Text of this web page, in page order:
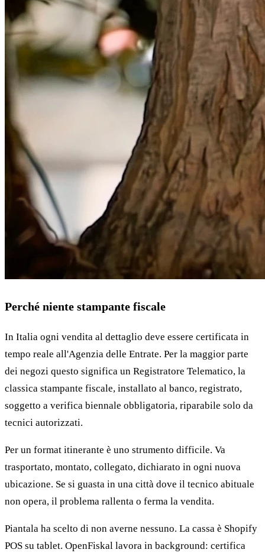
Perché niente stampante fiscale
In Italia ogni vendita al dettaglio deve essere certificata in
tempo reale all'Agenzia delle Entrate. Per la maggior parte
dei negozi questo significa un Registratore Telematico, la
classica stampante fiscale, installato al banco, registrato,
soggetto a verifica biennale obbligatoria, riparabile solo da
tecnici autorizzati.
Per un format itinerante è uno strumento difficile. Va
trasportato, montato, collegato, dichiarato in ogni nuova
ubicazione. Se si guasta in una città dove il tecnico abituale
non opera, il problema rallenta o ferma la vendita.
Piantala ha scelto di non averne nessuno. La cassa è Shopify
POS su tablet. OpenFiskal lavora in background: certifica